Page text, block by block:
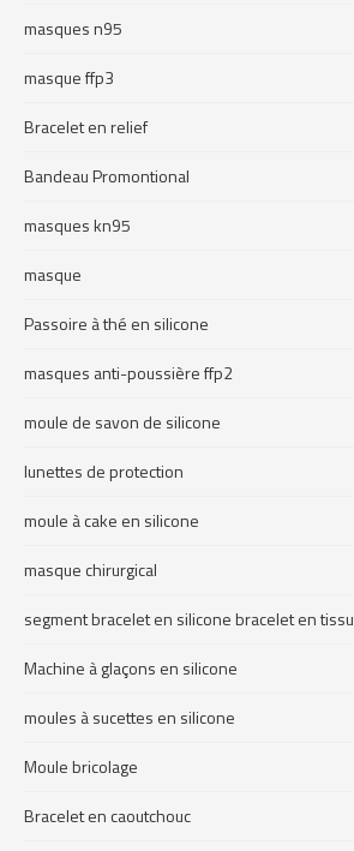
masques n95
masque ffp3
Bracelet en relief
Bandeau Promontional
masques kn95
masque
Passoire à thé en silicone
masques anti-poussière ffp2
moule de savon de silicone
lunettes de protection
moule à cake en silicone
masque chirurgical
segment bracelet en silicone bracelet en tissu
Machine à glaçons en silicone
moules à sucettes en silicone
Moule bricolage
Bracelet en caoutchouc